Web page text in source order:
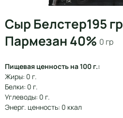
Сыр Белстер195 гр
Пармезан 40% 0 гр
Пищевая ценность на 100 г.:
Жиры: 0 г.
Белки: 0 г.
Углеводы: 0 г.
Энерг. ценность: 0 ккал